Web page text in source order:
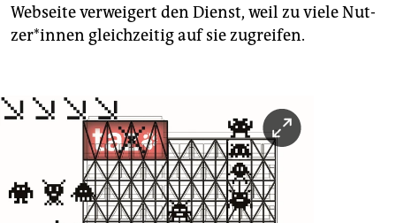
Webseite verweigert den Dienst, weil zu viele Nut­
ze­r*in­nen gleichzeitig auf sie zugreifen.